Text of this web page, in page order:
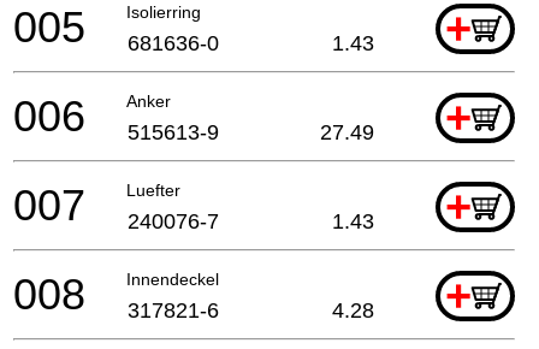
Isolierring +
005 681636-0 1.43
Anker +
006 515613-9 27.49
Luefter +
007 240076-7 1.43
Innendeckel +
008 317821-6 4.28